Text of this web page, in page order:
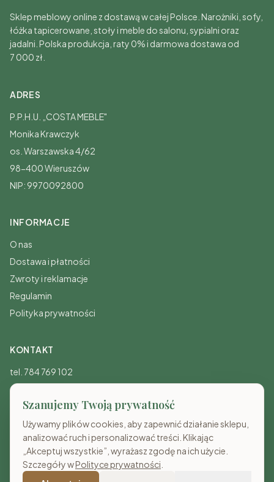
Sklep meblowy online z dostawą w całej Polsce. Narożniki, sofy,
łóżka tapicerowane, stoły i meble do salonu, sypialni oraz
jadalni. Polska produkcja, raty 0% i darmowa dostawa od
7 000 zł.
ADRES
P.P.H.U. „COSTA MEBLE"
Monika Krawczyk
os. Warszawska 4/62
98-400 Wieruszów
NIP: 9970092800
INFORMACJE
O nas
Dostawa i płatności
Zwroty i reklamacje
Regulamin
Polityka prywatności
KONTAKT
tel. 784 769 102
sklep@costameble.pl
Pon-Pt: 8:00-20:00
Sb-Nd: 10:00-15:00
Szanujemy Twoją prywatność
Używamy plików cookies, aby zapewnić działanie sklepu,
analizować ruch i personalizować treści. Klikając
„Akceptuj wszystkie”, wyrażasz zgodę na ich użycie.
Szczegóły wPolityce prywatności